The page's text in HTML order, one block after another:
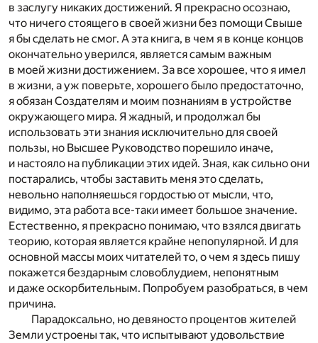
в заслугу никаких достижений. Я прекрасно осознаю,
что ничего стоящего в своей жизни без помощи Свыше
я бы сделать не смог. А эта книга, в чем я в конце концов
окончательно уверился, является самым важным
в моей жизни достижением. За все хорошее, что я имел
в жизни, а уж поверьте, хорошего было предостаточно,
я обязан Создателям и моим познаниям в устройстве
окружающего мира. Я жадный, и продолжал бы
использовать эти знания исключительно для своей
пользы, но Высшее Руководство порешило иначе,
и настояло на публикации этих идей. Зная, как сильно они
постарались, чтобы заставить меня это сделать,
невольно наполняешься гордостью от мысли, что,
видимо, эта работа все-таки имеет большое значение.
Естественно, я прекрасно понимаю, что взялся двигать
теорию, которая является крайне непопулярной. И для
основной массы моих читателей то, о чем я здесь пишу
покажется бездарным словоблудием, непонятным
и даже оскорбительным. Попробуем разобраться, в чем
причина.
Парадоксально, но девяносто процентов жителей
Земли устроены так, что испытывают удовольствие